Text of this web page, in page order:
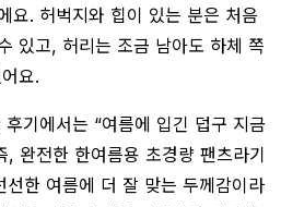
요. 허벅지와 힙이 있는 분은 처음
있고, 허리는 조금 남아도 하체 쪽
요.
후기에서는 “여름에 입긴 덥구 지금
, 완전한 한여름용 초경량 팬츠라기
한 여름에 더 잘 맞는 두께감이라